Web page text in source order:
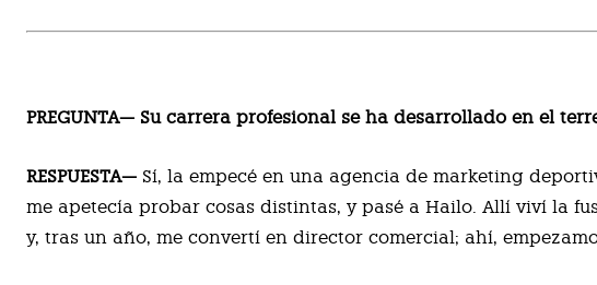
PREGUNTA— Su carrera profesional se ha desarrollado en el
RESPUESTA— Sí, la empecé en una agencia de marketing
me apetecía probar cosas distintas, y pasé a Hailo. Allí viví la
y, tras un año, me convertí en director comercial; ahí,